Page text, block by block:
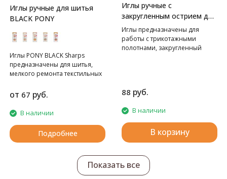
Иглы ручные для шитья
BLACK PONY
Иглы PONY BLACK Sharps
предназначены для шитья,
мелкого ремонта текстильных
различных техниках. Имеют
полностью черную не
отражающую поверхность,
которая хорошо видна на
ярких и белых материалах и
приятна для глаз. Иглы серии
аллергии, поскольку при их
производстве не используются
технологии никелирования.
от 67 руб.
В наличии
Подробнее
Иглы ручные с
закругленным острием для
трикотажа Hemline
Иглы предназначены для
работы с трикотажными
полотнами, закругленный
88 руб.
В наличии
В корзину
Показать все